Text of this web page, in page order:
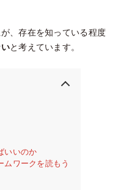
、存在を知っている程度
と考えています。
いいのか
ワークを読もう